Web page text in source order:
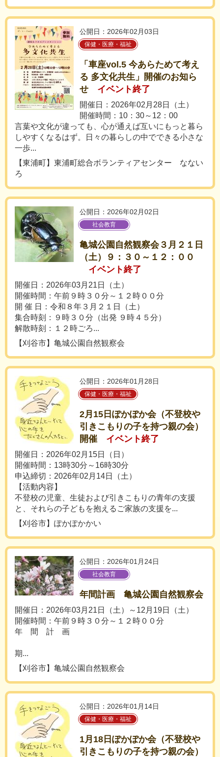
公開日：2026年02月03日
保健・医療・福祉
「車座vol.5 今あらためて考え
る 多文化共生」開催のお知ら
せ
イベント終了
開催日：2026年02月28日（土）
開催時間：10：30～12：00
言葉や文化が違っても、心が通えば互いにもっと暮ら
しやすくなるはず。日々の暮らしの中でできる小さな
一歩...
【東浦町】東浦町総合ボランティアセンター なない
ろ
公開日：2026年02月02日
社会教育
亀城公園自然観察会３月２１日
（土）９：３０～１２：００
イベント終了
開催日：2026年03月21日（土）
開催時間：午前９時３０分～１２時００分
開 催 日：令和８年３月２１日（土）
集合時刻：９時３０分（出発 ９時４５分）
解散時刻：１２時ごろ...
【刈谷市】亀城公園自然観察会
公開日：2026年01月28日
保健・医療・福祉
2月15日ぽかぽか会（不登校や
引きこもりの子を持つ親の会）
開催
イベント終了
開催日：2026年02月15日（日）
開催時間：13時30分～16時30分
申込締切：2026年02月14日（土）
【活動内容】
不登校の児童、生徒および引きこもりの青年の支援
と、それらの子どもを抱えるご家族の支援を...
【刈谷市】ぽかぽかかい
公開日：2026年01月24日
社会教育
年間計画 亀城公園自然観察会
開催日：2026年03月21日（土）～12月19日（土）
開催時間：午前９時３０分～１２時００分
年 間 計 画
期...
【刈谷市】亀城公園自然観察会
公開日：2026年01月14日
保健・医療・福祉
1月18日ぽかぽか会（不登校や
引きこもりの子を持つ親の会）